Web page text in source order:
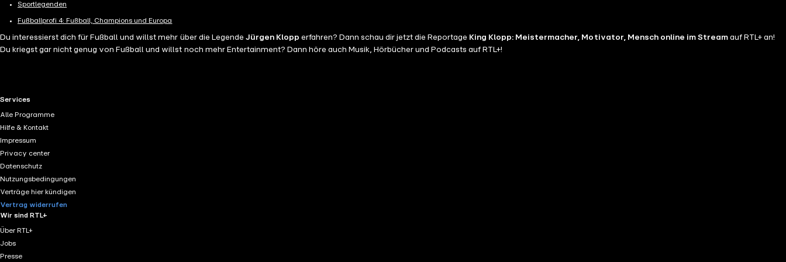
Sportlegenden
Fußballprofi 4: Fußball, Champions und Europa
Du interessierst dich für Fußball und willst mehr über die Legende Jürgen Klopp erfahren? Dann schau dir jetzt die Reportage King Klopp: Meistermacher, Motivator, Mensch online im Streamauf RTL+ an!
Du kriegst gar nicht genug von Fußball und willst noch mehr Entertainment? Dann höre auch Musik, Hörbücher und Podcasts auf RTL+!
RTL+ useful links.
Services
Alle Programme
Hilfe & Kontakt
Impressum
Privacy center
Datenschutz
Nutzungsbedingungen
Verträge hier kündigen
Vertrag widerrufen
Wir sind RTL+
Über RTL+
Jobs
Presse